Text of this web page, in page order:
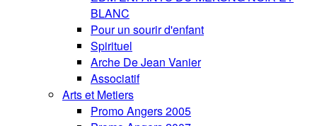
BLANC
Pour un sourir d'enfant
Spirituel
Arche De Jean Vanier
Associatif
Arts et Metiers
Promo Angers 2005